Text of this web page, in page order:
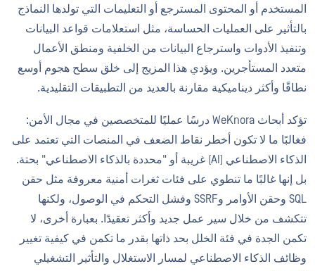
المستخدم أو المحتوى المسترجع أو التعليمات التي تولدها النماذج
بالتأثير على العمليات الحساسة، مثل استعلامات قواعد البيانات
وتنفيذ الأدوات واسترجاع البيانات من الخلفية ومنطق الأعمال
متعدد المستأجرين. ويؤدي هذا المزيج إلى خلق سطح هجوم أوسع
نطاقًا وأكثر ديناميكية مقارنة بالعديد من التطبيقات التقليدية.
تؤكد أبحاث WeKnora درسًا عمليًا للمتخصصين في مجال الأمن:
فغالبًا ما لا تكون أخطر نقاط الضعف في المنصات التي تعتمد على
الذكاء الاصطناعي (AI) غريبة أو "محددة بالذكاء الاصطناعي" بحتة.
بل إنها غالبًا ما تنطوي على فئات ثغرات أمنية معروفة مثل حقن
SQL وحقن الأوامر وSSRF وفشل التحكم في الوصول، ولكنها
تتكشف من خلال سير عمل جديد وأكثر تعقيدًا. بعبارة أخرى، لا
تكمن الجدة في فئة الخلل بحد ذاتها بقدر ما تكمن في كيفية تغيير
وظائف الذكاء الاصطناعي لمسار الاستغلال والتأثير التشغيلي